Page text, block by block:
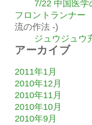
7/22 中国医
フロントランナー
流の作法 -)
ジュウジュウ
アーカイブ
2011年1月
2010年12月
2010年11月
2010年10月
2010年9月